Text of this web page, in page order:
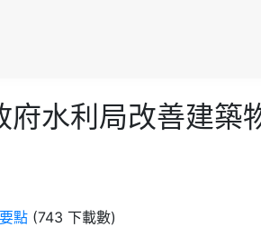
水利局改善建
點 (743 下載數)